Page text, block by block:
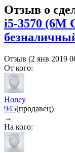
Отзыв о
i5-3570 (6M
Отзыв (2 янв 2019
От кого:
Honey
945(продавец)
→
На кого: